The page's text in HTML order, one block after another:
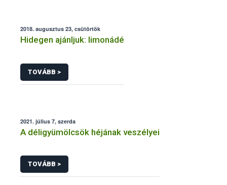
2018. augusztus 23, csütörtök
Hidegen ajánljuk: limonádé
TOVÁBB >
2021. július 7, szerda
A déligyümölcsök héjának veszélyei
TOVÁBB >